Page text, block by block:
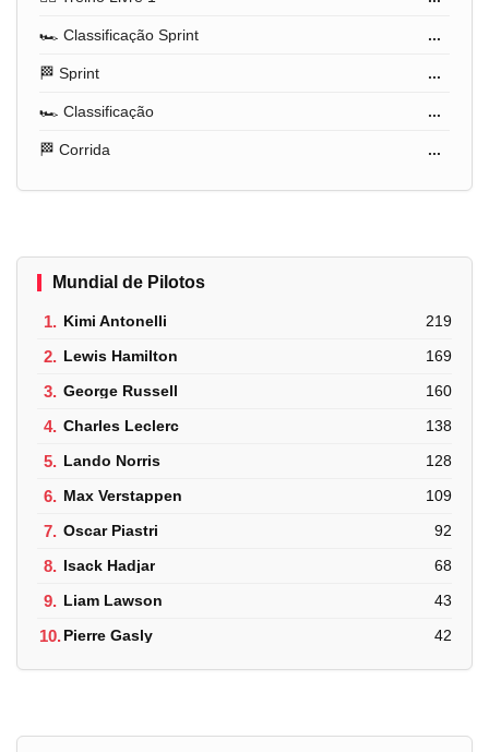
🏎️ Classificação Sprint ...
🏁 Sprint ...
🏎️ Classificação ...
🏁 Corrida ...
Mundial de Pilotos
1. Kimi Antonelli 219
2. Lewis Hamilton 169
3. George Russell 160
4. Charles Leclerc 138
5. Lando Norris 128
6. Max Verstappen 109
7. Oscar Piastri 92
8. Isack Hadjar 68
9. Liam Lawson 43
10.Pierre Gasly 42